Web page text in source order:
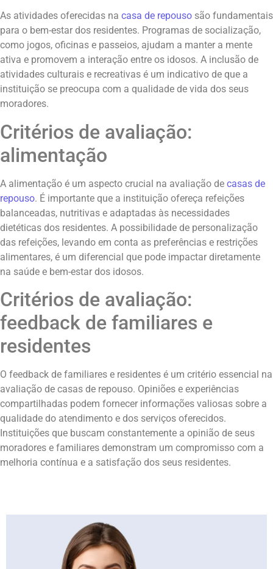
As atividades oferecidas na casa de repouso são fundamentais
para o bem-estar dos residentes. Programas de socialização,
como jogos, oficinas e passeios, ajudam a manter a mente
ativa e promovem a interação entre os idosos. A inclusão de
atividades culturais e recreativas é um indicativo de que a
instituição se preocupa com a qualidade de vida dos seus
moradores.
Critérios de avaliação:
alimentação
A alimentação é um aspecto crucial na avaliação de casas de
repouso. É importante que a instituição ofereça refeições
balanceadas, nutritivas e adaptadas às necessidades
dietéticas dos residentes. A possibilidade de personalização
das refeições, levando em conta as preferências e restrições
alimentares, é um diferencial que pode impactar diretamente
na saúde e bem-estar dos idosos.
Critérios de avaliação:
feedback de familiares e
residentes
O feedback de familiares e residentes é um critério essencial na
avaliação de casas de repouso. Opiniões e experiências
compartilhadas podem fornecer informações valiosas sobre a
qualidade do atendimento e dos serviços oferecidos.
Instituições que buscam constantemente a opinião de seus
moradores e familiares demonstram um compromisso com a
melhoria contínua e a satisfação dos seus residentes.